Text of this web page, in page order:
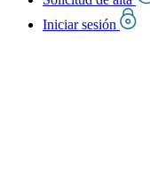
Iniciar sesión